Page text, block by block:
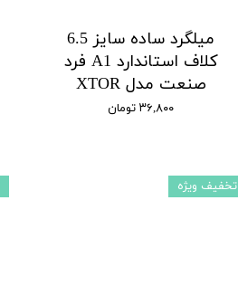
میلگرد ساده سایز 6.5
کلاف استاندارد A1 فرد
صنعت مدل XTOR
۳۶,۸۰۰ تومان
تخفیف ویژه